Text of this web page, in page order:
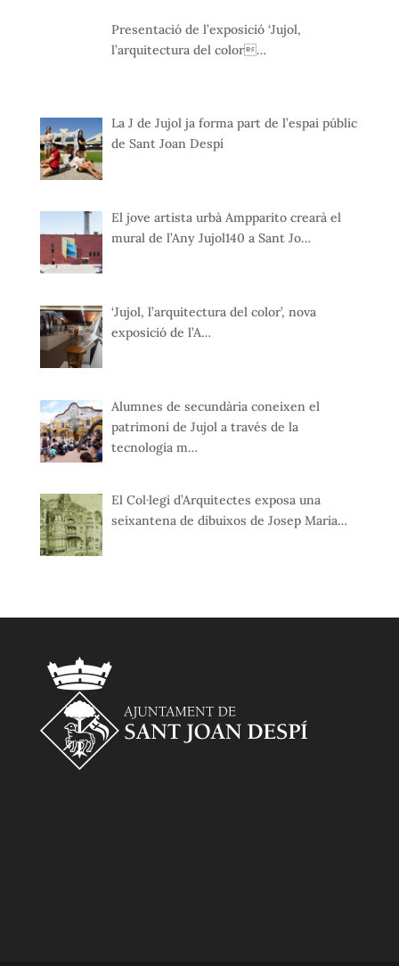
Presentació de l’exposició ‘Jujol,
l’arquitectura del color…
La J de Jujol ja forma part de l’espai públic
de Sant Joan Despí
El jove artista urbà Ampparito crearà el
mural de l’Any Jujol140 a Sant Jo…
‘Jujol, l’arquitectura del color’, nova
exposició de l’A…
Alumnes de secundària coneixen el
patrimoni de Jujol a través de la
tecnologia m…
El Col·legi d’Arquitectes exposa una
seixantena de dibuixos de Josep Maria…